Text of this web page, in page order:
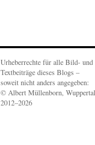
Urheberrechte für alle Bild- und
Textbeiträge dieses Blogs –
soweit nicht anders angegeben:
© Albert Müllenborn, Wuppertal
2012–2026